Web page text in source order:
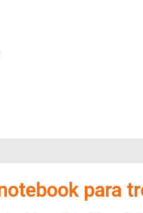
para